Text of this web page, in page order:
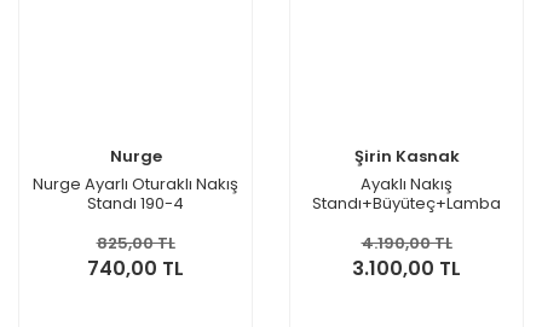
Nurge
Nurge Ayarlı Oturaklı Nakış
Standı 190-4
825,00 TL
740,00 TL
Şirin Kasnak
Ayaklı Nakış
Standı+Büyüteç+Lamba
4.190,00 TL
3.100,00 TL